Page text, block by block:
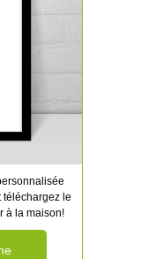
téléchargez le
à la maison!